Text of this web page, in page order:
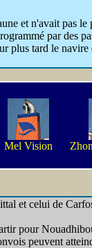
et n'avait pas
par des
plus tard le navire
Mel Vision
et celui de
pour
peuvent